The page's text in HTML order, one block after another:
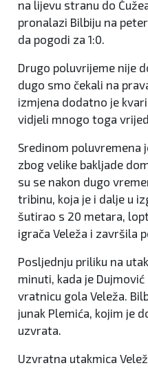
na lijevu stranu do
pronalazi Bilbiju na
da pogodi za 1:0.
Drugo poluvrijeme nije
dugo smo čekali na
izmjena dodatno je
vidjeli mnogo toga
Sredinom poluvremena
zbog velike bakljade
su se nakon dugo
tribinu, koja je i dalje u
šutirao s 20 metara,
igrača Veleža i završila
Posljednju priliku na
minuti, kada je
vratnicu gola Veleža.
junak Plemića, kojim je
uzvrata.
Uzvratna utakmica